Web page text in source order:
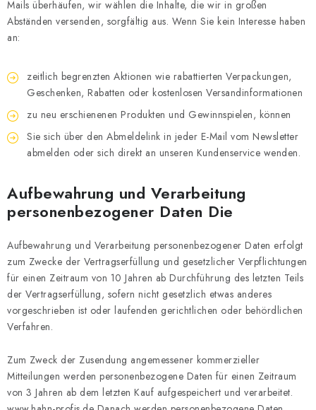
Mails überhäufen, wir wählen die Inhalte, die wir in großen
Abständen versenden, sorgfältig aus. Wenn Sie kein Interesse haben
an:
zeitlich begrenzten Aktionen wie rabattierten Verpackungen,
Geschenken, Rabatten oder kostenlosen Versandinformationen
zu neu erschienenen Produkten und Gewinnspielen, können
Sie sich über den Abmeldelink in jeder E-Mail vom Newsletter
abmelden oder sich direkt an unseren Kundenservice wenden.
Aufbewahrung und Verarbeitung
personenbezogener Daten Die
Aufbewahrung und Verarbeitung personenbezogener Daten erfolgt
zum Zwecke der Vertragserfüllung und gesetzlicher Verpflichtungen
für einen Zeitraum von 10 Jahren ab Durchführung des letzten Teils
der Vertragserfüllung, sofern nicht gesetzlich etwas anderes
vorgeschrieben ist oder laufenden gerichtlichen oder behördlichen
Verfahren.
Zum Zweck der Zusendung angemessener kommerzieller
Mitteilungen werden personenbezogene Daten für einen Zeitraum
von 3 Jahren ab dem letzten Kauf aufgespeichert und verarbeitet.